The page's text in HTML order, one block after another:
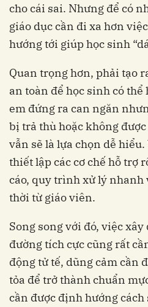
cho cái sai. Nhưng để có
giáo dục cần đi xa hơn
hướng tới giúp học sinh
Quan trọng hơn, phải tạo
an toàn để học sinh có
em đứng ra can ngăn
bị trả thù hoặc không
vẫn sẽ là lựa chọn dễ
thiết lập các cơ chế hỗ trợ
cáo, quy trình xử lý nhanh
thời từ giáo viên.
Song song với đó, việc
đường tích cực cũng rất
động tử tế, dũng cảm cần
tỏa để trở thành chuẩn
cần được định hướng